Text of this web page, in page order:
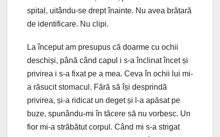
spital, uitându-se drept înainte. Nu avea brățară
de identificare. Nu clipi.
La început am presupus că doarme cu ochii
deschiși, până când capul i s-a înclinat încet și
privirea i s-a fixat pe a mea. Ceva în ochii lui mi-
a răsucit stomacul. Fără să își desprindă
privirea, și-a ridicat un deget și l-a apăsat pe
buze, spunându-mi în tăcere să nu vorbesc. Un
fior mi-a străbătut corpul. Când mi s-a strigat